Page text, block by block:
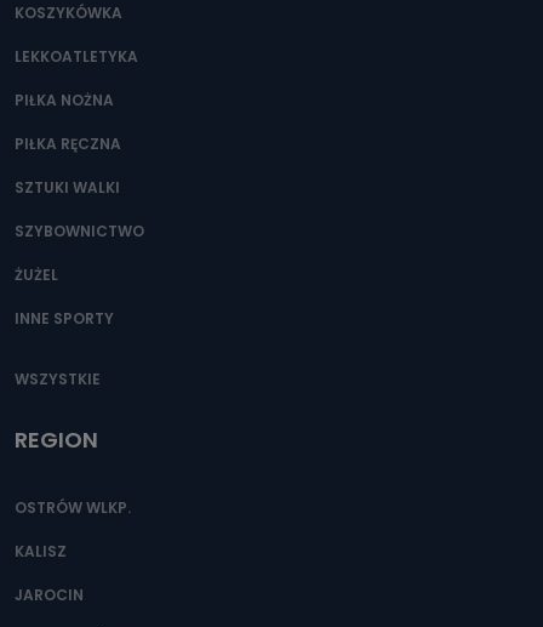
KOSZYKÓWKA
LEKKOATLETYKA
PIŁKA NOŻNA
PIŁKA RĘCZNA
SZTUKI WALKI
SZYBOWNICTWO
ŻUŻEL
INNE SPORTY
WSZYSTKIE
REGION
OSTRÓW WLKP.
KALISZ
JAROCIN